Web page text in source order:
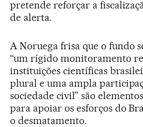
pretende reforçar a
de alerta.
A Noruega frisa que o fundo
“um rígido monitoramento
instituições científicas
plural e uma ampla
sociedade civil” são
para apoiar os esforços do
o desmatamento.